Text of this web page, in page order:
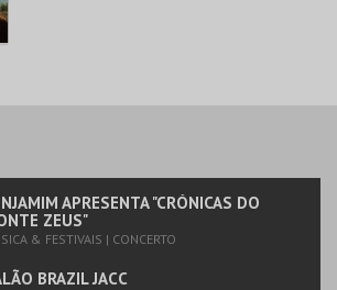
APRESENTA "CRÓNICAS DO
ZEUS"
& FESTIVAIS | CONCERTO
BRAZIL JACC